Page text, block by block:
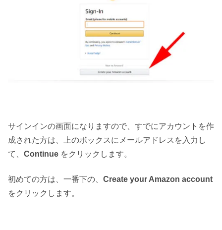
サインインの画面になりますので、すでにアカウントを作
成された方は、上のボックスにメールアドレスを入力し
て、 Continue をクリックします。
初めての方は、一番下の、 Create your Amazon account
をクリックします。